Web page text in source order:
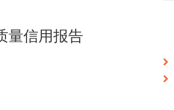
量信用报告